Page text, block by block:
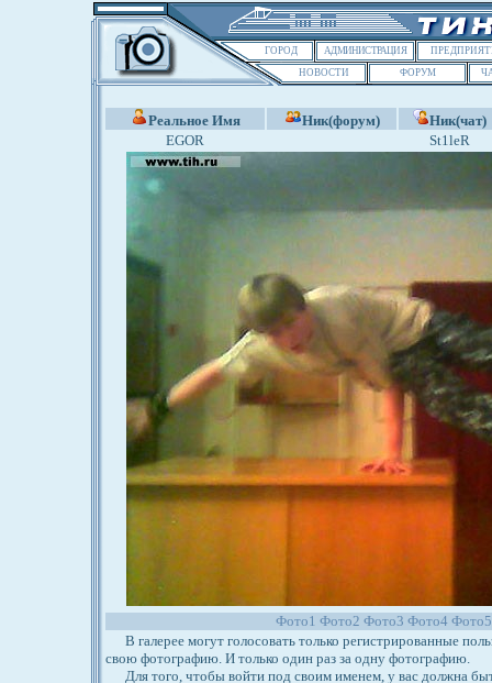
ГОРОД АДМИНИСТРАЦИЯ
НОВОСТИ
ФОРУМ
Реальное Имя Ник(форум)
Ник(чат)
EGOR
St1leR
Фото1 Фото2 Фото3 Фото4
В галерее могут голосовать только регистрированные
свою фотографию. И только один раз за одну фотографию.
Для того, чтобы войти под своим именем, у вас должна